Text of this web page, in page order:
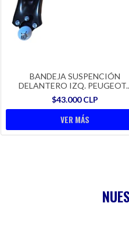
BANDEJA SUSPENCIÓN
DELANTERO IZQ.
$43.000 CLP
VER MÁS